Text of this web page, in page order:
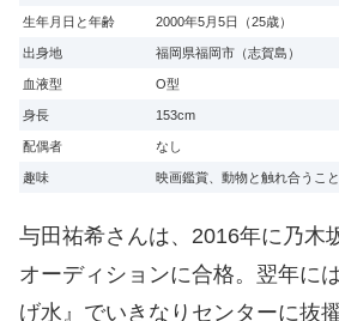
生年月日と年齢 2000年5月5日（25歳）
出身地 福岡県福岡市（志賀島）
血液型 O型
身長 153cm
配偶者 なし
趣味 映画鑑賞、動物と触れ合うこ
与田祐希さんは、2016年に乃木
オーディションに合格。翌年に
げ水』でいきなりセンターに抜